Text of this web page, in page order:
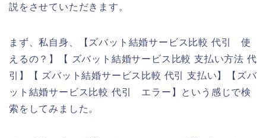
説をさせていただきます。
まず、私自身、【ズバット結婚サービス比較 代引 使
えるの？】【 ズバット結婚サービス比較 支払い方法 代
引】【 ズバット結婚サービス比較 代引 支払い】【ズバ
ット結婚サービス比較 代引 エラー】という感じで検
索をしてみました。